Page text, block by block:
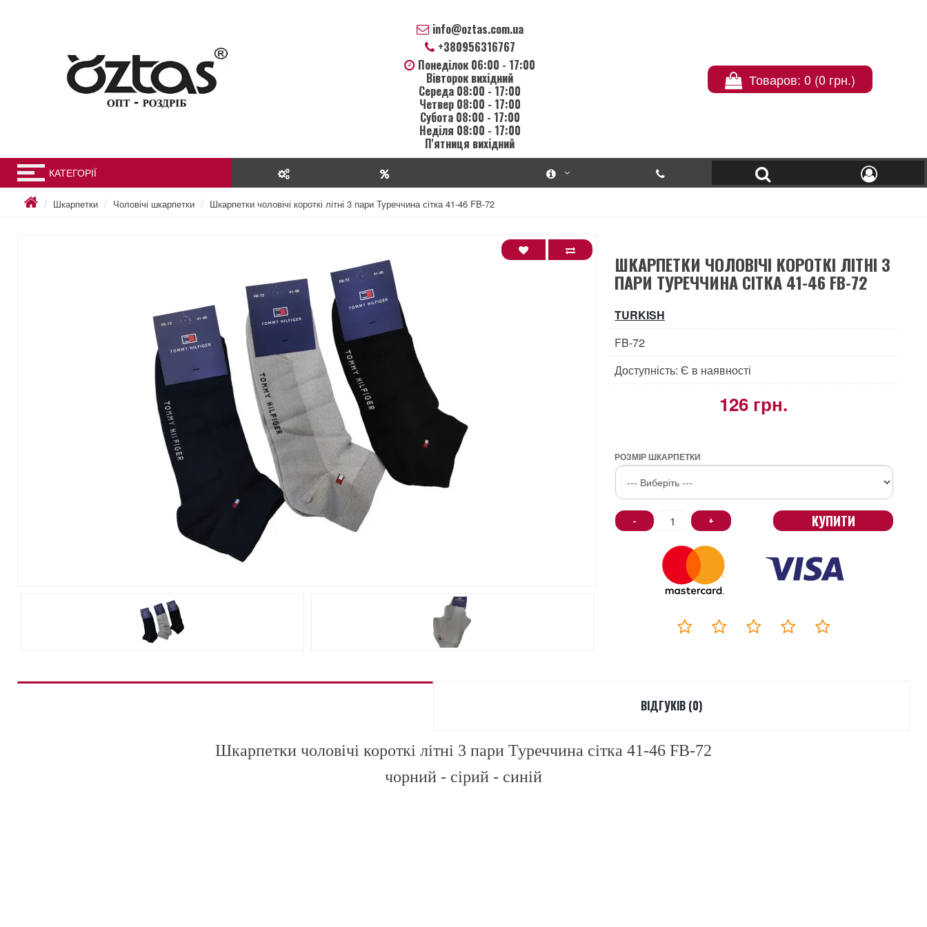
info@oztas.com.ua
+380956316767
Понеділок 06:00 - 17:00
Вівторок вихідний
Середа 08:00 - 17:00
Четвер 08:00 - 17:00
Субота 08:00 - 17:00
Неділя 08:00 - 17:00
П'ятниця вихідний
Товаров: 0 (0 грн.)
КАТЕГОРІЇ
Шкарпетки Чоловічі шкарпетки Шкарпетки чоловічі короткі літні 3 пари Туреччина сітка 41-46 FB-72
ШКАРПЕТКИ ЧОЛОВІЧІ КОРОТКІ ЛІТНІ 3
ПАРИ ТУРЕЧЧИНА СІТКА 41-46 FB-72
TURKISH
FB-72
Доступність: Є в наявності
126 грн.
РОЗМІР ШКАРПЕТКИ
- + КУПИТИ
ВІДГУКІВ (0)
Шкарпетки чоловічі короткі літні 3 пари Туреччина сітка 41-46 FB-72
чорний - сірий - синій